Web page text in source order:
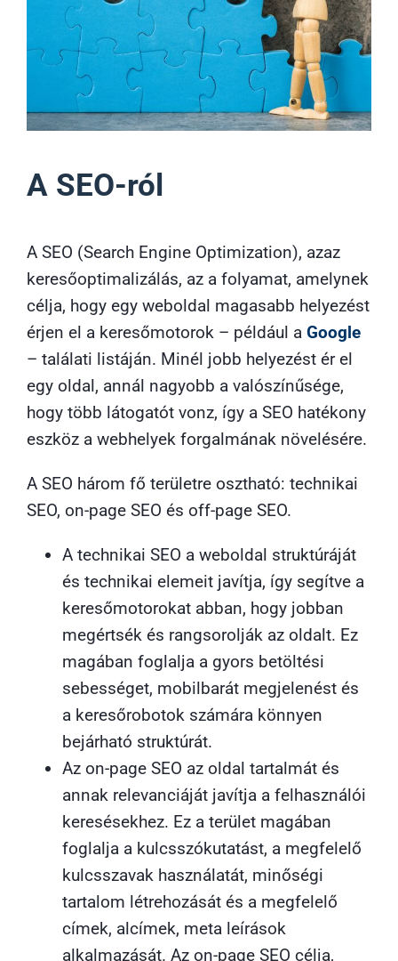
A SEO-ról
A SEO (Search Engine Optimization), azaz
keresőoptimalizálás, az a folyamat, amelynek
célja, hogy egy weboldal magasabb helyezést
érjen el a keresőmotorok – például a Google
– találati listáján. Minél jobb helyezést ér el
egy oldal, annál nagyobb a valószínűsége,
hogy több látogatót vonz, így a SEO hatékony
eszköz a webhelyek forgalmának növelésére.
A SEO három fő területre osztható: technikai
SEO, on-page SEO és off-page SEO.
A technikai SEO a weboldal struktúráját
és technikai elemeit javítja, így segítve a
keresőmotorokat abban, hogy jobban
megértsék és rangsorolják az oldalt. Ez
magában foglalja a gyors betöltési
sebességet, mobilbarát megjelenést és
a keresőrobotok számára könnyen
bejárható struktúrát.
Az on-page SEO az oldal tartalmát és
annak relevanciáját javítja a felhasználói
keresésekhez. Ez a terület magában
foglalja a kulcsszókutatást, a megfelelő
kulcsszavak használatát, minőségi
tartalom létrehozását és a megfelelő
címek, alcímek, meta leírások
alkalmazását. Az on-page SEO célja,